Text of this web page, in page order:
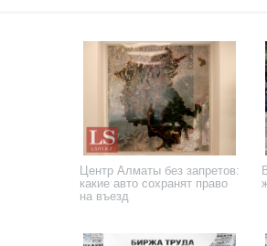
Центр Алматы без запретов:
какие авто сохранят право
на въезд